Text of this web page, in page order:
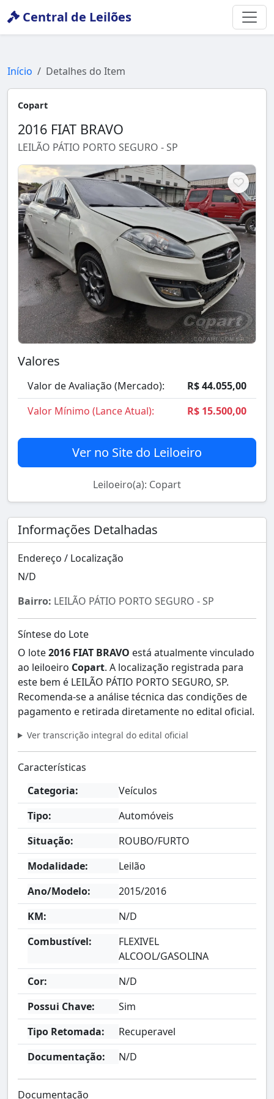
Central de Leilões
Início Detalhes do Item
Copart
2016 FIAT BRAVO
LEILÃO PÁTIO PORTO SEGURO - SP
Valores
Valor de Avaliação (Mercado):
R$ 44.055,00
Valor Mínimo (Lance Atual):
R$ 15.500,00
Ver no Site do Leiloeiro
Leiloeiro(a): Copart
Informações Detalhadas
Endereço / Localização
N/D
Bairro: LEILÃO PÁTIO PORTO SEGURO - SP
Síntese do Lote
O lote2016 FIAT BRAVO está atualmente vinculado
ao leiloeiro Copart. A localização registrada para
este bem é LEILÃO PÁTIO PORTO SEGURO, SP.
Recomenda-se a análise técnica das condições de
pagamento e retirada diretamente no edital oficial.
Ver transcrição integral do edital oficial
Características
Categoria:
Veículos
Tipo:
Automóveis
Situação:
ROUBO/FURTO
Modalidade:
Leilão
Ano/Modelo:
2015/2016
KM:
N/D
Combustível:
FLEXIVEL
ALCOOL/GASOLINA
Cor:
N/D
Possui Chave:
Sim
Tipo Retomada:
Recuperavel
Documentação:
N/D
Documentação